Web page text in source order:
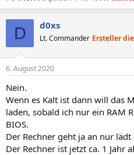
D d0xs
Lt. Commander Ersteller
6. August 2020
Nein.
Wenn es Kalt ist dann will das
laden, sobald ich nur ein RAM
BIOS.
Der Rechner geht ja an nur
Der Rechner ist jetzt ca. 1 Jahr